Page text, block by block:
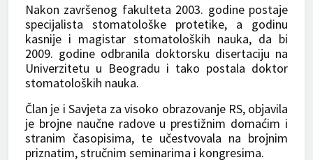
Nakon završenog fakulteta 2003. godine postaje
specijalista stomatološke protetike, a godinu
kasnije i magistar stomatoloških nauka, da bi
2009. godine odbranila doktorsku disertaciju na
Univerzitetu u Beogradu i tako postala doktor
stomatoloških nauka.
Član je i Savjeta za visoko obrazovanje RS, objavila
je brojne naučne radove u prestižnim domaćim i
stranim časopisima, te učestvovala na brojnim
priznatim, stručnim seminarima i kongresima.